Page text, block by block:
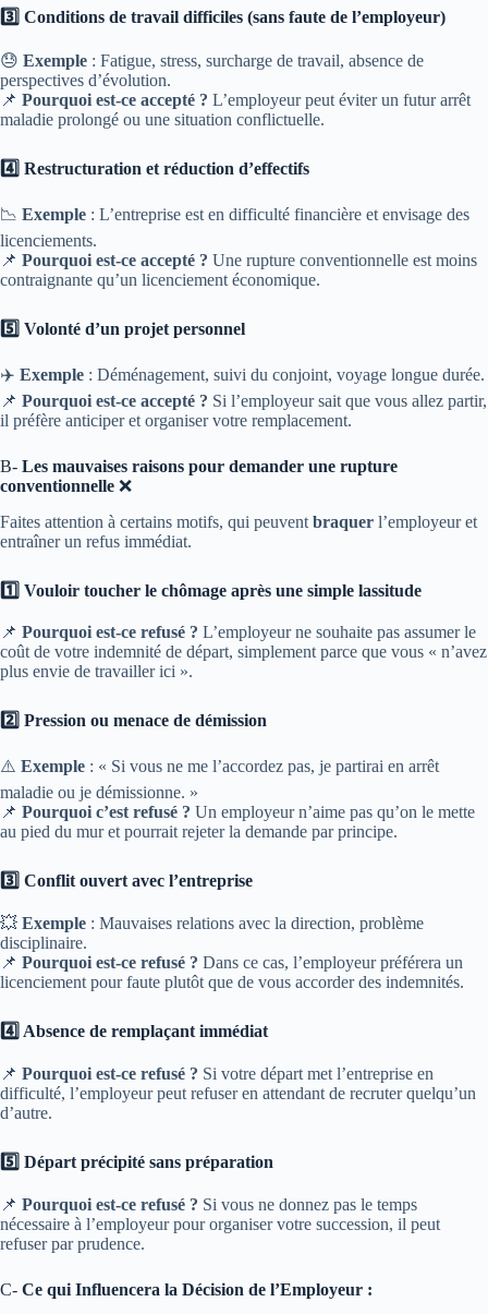
3️⃣ Conditions de travail difficiles (sans faute de l’employeur)
😓 Exemple : Fatigue, stress, surcharge de travail, absence de
perspectives d’évolution.
📌 Pourquoi est-ce accepté ? L’employeur peut éviter un futur arrêt
maladie prolongé ou une situation conflictuelle.
4️⃣ Restructuration et réduction d’effectifs
📉 Exemple : L’entreprise est en difficulté financière et envisage des
licenciements.
📌 Pourquoi est-ce accepté ? Une rupture conventionnelle est moins
contraignante qu’un licenciement économique.
5️⃣ Volonté d’un projet personnel
✈️ Exemple : Déménagement, suivi du conjoint, voyage longue durée.
📌 Pourquoi est-ce accepté ? Si l’employeur sait que vous allez partir,
il préfère anticiper et organiser votre remplacement.
B- Les mauvaises raisons pour demander une rupture
conventionnelle ❌
Faites attention à certains motifs, qui peuvent braquer l’employeur et
entraîner un refus immédiat.
1️⃣ Vouloir toucher le chômage après une simple lassitude
📌 Pourquoi est-ce refusé ? L’employeur ne souhaite pas assumer le
coût de votre indemnité de départ, simplement parce que vous « n’avez
plus envie de travailler ici ».
2️⃣ Pression ou menace de démission
⚠️ Exemple : « Si vous ne me l’accordez pas, je partirai en arrêt
maladie ou je démissionne. »
📌 Pourquoi c’est refusé ? Un employeur n’aime pas qu’on le mette
au pied du mur et pourrait rejeter la demande par principe.
3️⃣ Conflit ouvert avec l’entreprise
💥 Exemple : Mauvaises relations avec la direction, problème
disciplinaire.
📌 Pourquoi est-ce refusé ? Dans ce cas, l’employeur préférera un
licenciement pour faute plutôt que de vous accorder des indemnités.
4️⃣ Absence de remplaçant immédiat
📌 Pourquoi est-ce refusé ? Si votre départ met l’entreprise en
difficulté, l’employeur peut refuser en attendant de recruter quelqu’un
d’autre.
5️⃣ Départ précipité sans préparation
📌 Pourquoi est-ce refusé ? Si vous ne donnez pas le temps
nécessaire à l’employeur pour organiser votre succession, il peut
refuser par prudence.
C- Ce qui Influencera la Décision de l’Employeur :